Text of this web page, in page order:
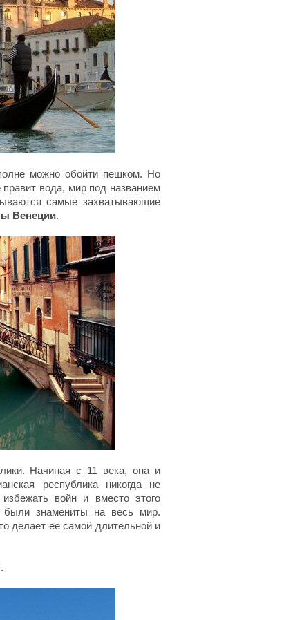
можно обойти пешком. Но
вода, мир под названием
самые захватывающие
Венеции.
Начиная с 11 века, она и
республика никогда не
войн и вместо этого
были знамениты на весь мир.
делает ее самой длительной и